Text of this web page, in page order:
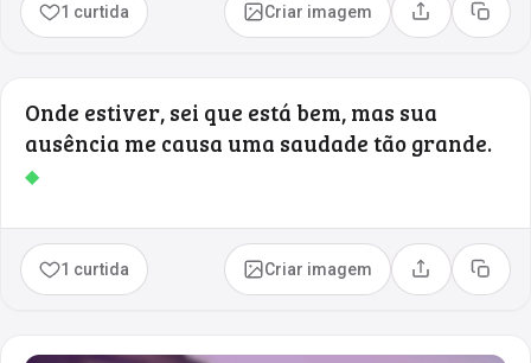
1 curtida Criar imagem Compartilhar
Copiar
Onde estiver, sei que está bem, mas sua
ausência me causa uma saudade tão grande.
◆
1 curtida Criar imagem Compartilhar
Copiar